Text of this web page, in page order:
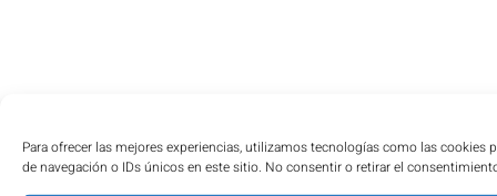
Para ofrecer las mejores experiencias, utilizamos tecnologías como las
de navegación o IDs únicos en este sitio. No consentir o retirar el